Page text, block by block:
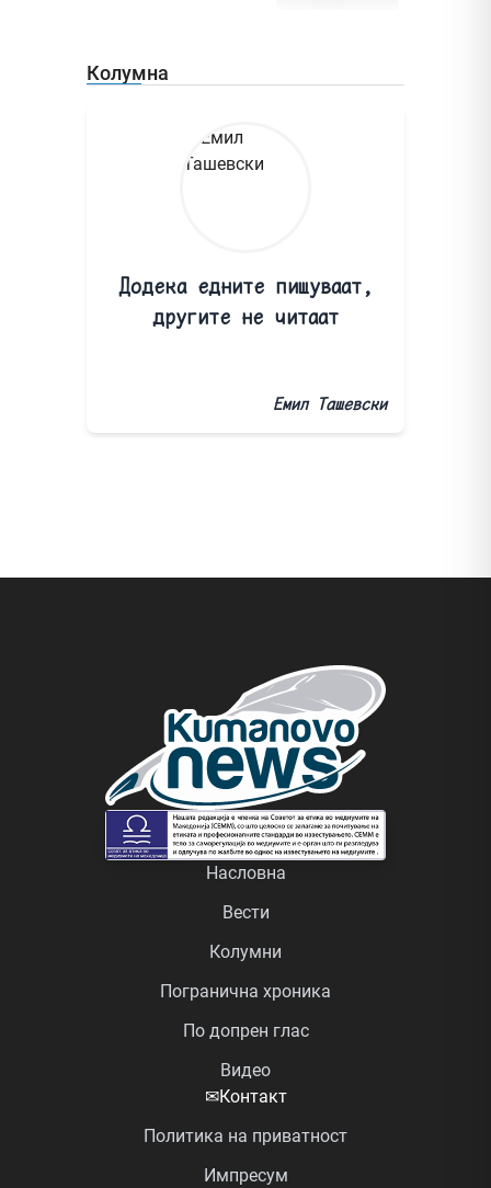
Колумна
Додека едните пишуваат,
другите не читаат
Емил Ташевски
Насловна
Вести
Колумни
Погранична хроника
По допрен глас
Видео
✉Контакт
Политика на приватност
Импресум